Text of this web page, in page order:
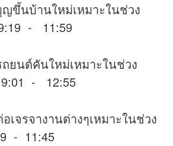
ขึ้นบ้านใหม่เหมาะในช่วง
- 11:59
ยนต์คันใหม่เหมาะในช่วง
- 12:55
เจรจางานต่างๆเหมาะในช่วง
11:45